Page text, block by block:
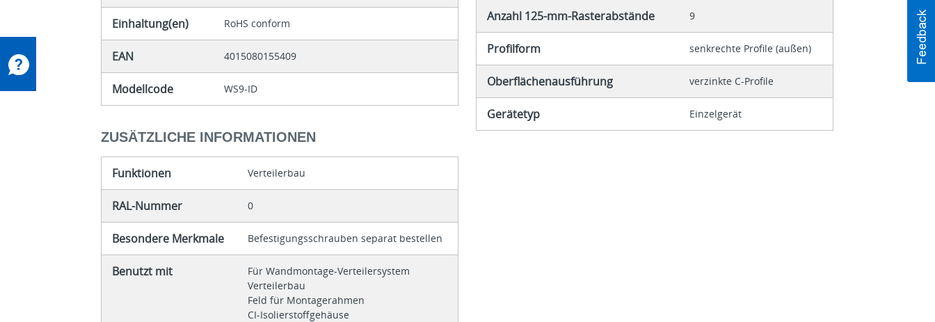
Einhaltung(en) RoHS conform
EAN 4015080155409
Modellcode WS9-ID
ZUSÄTZLICHE INFORMATIONEN
Funktionen Verteilerbau
RAL-Nummer 0
Besondere Merkmale Befestigungsschrauben separat bestellen
Benutzt mit
Für Wandmontage-Verteilersystem
Verteilerbau
Feld für Montagerahmen
CI-Isolierstoffgehäuse
Anzahl 125-mm-Rasterabstände 9
Profilform senkrechte Profile (außen)
Oberflächenausführung verzinkte C-Profile
Gerätetyp Einzelgerät